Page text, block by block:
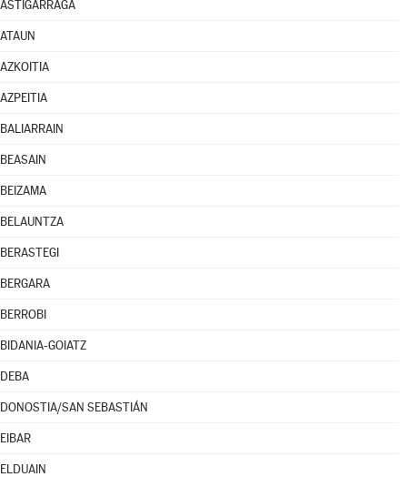
ASTIGARRAGA
ATAUN
AZKOITIA
AZPEITIA
BALIARRAIN
BEASAIN
BEIZAMA
BELAUNTZA
BERASTEGI
BERGARA
BERROBI
BIDANIA-GOIATZ
DEBA
DONOSTIA/SAN SEBASTIÁN
EIBAR
ELDUAIN